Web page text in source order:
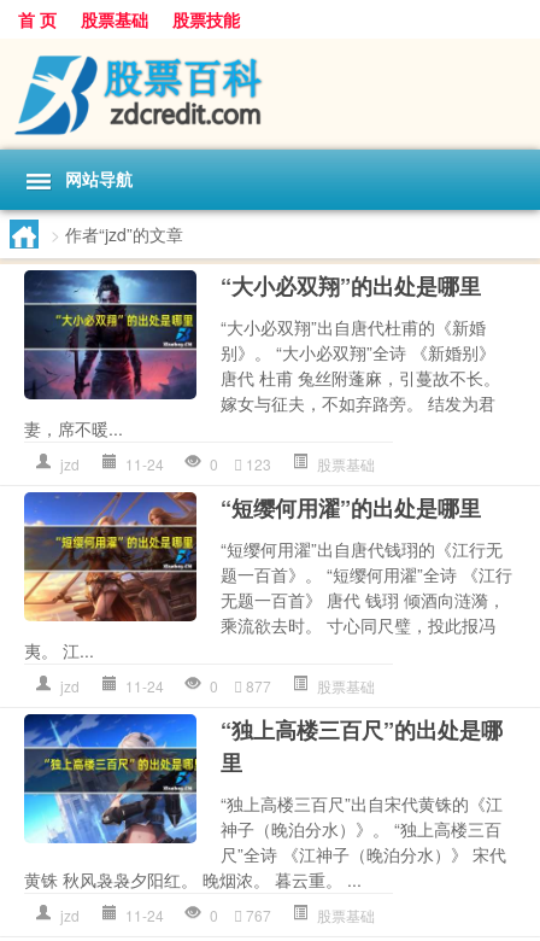
首 页 股票基础 股票技能
网站导航
> 作者“jzd”的文章
“大小必双翔”的出处是哪里
“大小必双翔”出自唐代杜甫的《新婚
别》。 “大小必双翔”全诗 《新婚别》
唐代 杜甫 兔丝附蓬麻，引蔓故不长。
嫁女与征夫，不如弃路旁。 结发为君
妻，席不暖...
jzd 11-24 0 123 股票基础
“短缨何用濯”的出处是哪里
“短缨何用濯”出自唐代钱珝的《江行无
题一百首》。 “短缨何用濯”全诗 《江行
无题一百首》 唐代 钱珝 倾酒向涟漪，
乘流欲去时。 寸心同尺璧，投此报冯
夷。 江...
jzd 11-24 0 877 股票基础
“独上高楼三百尺”的出处是哪
里
“独上高楼三百尺”出自宋代黄铢的《江
神子（晚泊分水）》。 “独上高楼三百
尺”全诗 《江神子（晚泊分水）》 宋代
黄铢 秋风袅袅夕阳红。 晚烟浓。 暮云重。 ...
jzd 11-24 0 767 股票基础